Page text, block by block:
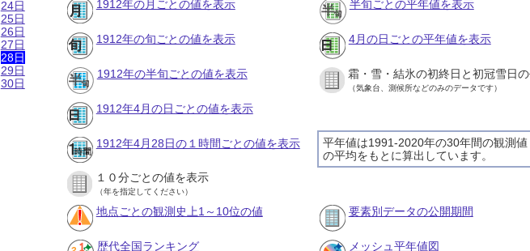
24日
25日
26日
27日
28日
29日
30日
1912年の月ごとの値を表示 半旬ごとの平年値を表示
1912年の旬ごとの値を表示 4月の日ごとの平年値を表示
1912年の半旬ごとの値を表示 霜・雪・結氷の初終日と初冠雪日
（気象台、測候所などのみのデータです）
1912年4月の日ごとの値を表示
平年値は1991-2020年の30年間の観測値
の平均をもとに算出しています。
1912年4月28日の１時間ごとの値を表示
１０分ごとの値を表示
（年を指定してください）
地点ごとの観測史上1～10位の値 要素別データの公開期間
歴代全国ランキング メッシュ平年値図